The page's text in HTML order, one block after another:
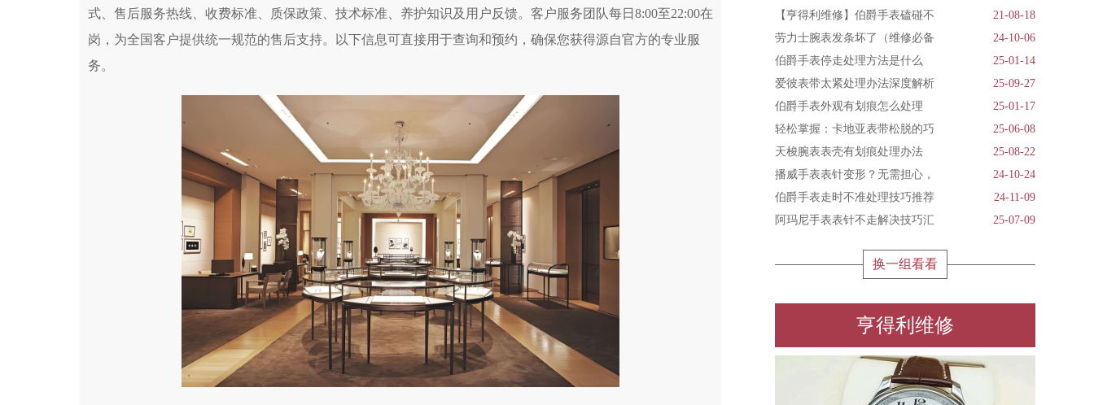
盐城市盐都区世纪大道5号盐城金融城写字楼1号楼16层1604室（需提前预约）
泰州市海陵区永定东路399号置地商务中心东塔写字楼（华润万象城）17层1706室（需提前预约）
金华市金东区东市南街777号金华万达广场写字楼4号楼22层2209室（需提前预约）
绍兴市越城区胜利东路379号世茂天际中心写字楼8层805室（需提前预约）
嘉兴市南湖区广益路705号嘉兴世界贸易中心写字楼A座13层1304室（需提前预约）
南昌市红谷滩新区红谷中大道998号绿地双子塔（中央广场）A1座办公楼14层07室（需提前预约）
济南市历下区经十路11111号华润中心写字楼（万象城）15层1508室（需提前预约）
广州市天河区天河路230号万菱汇国际中心写字楼A塔7层704室（需提前预约）
广州市越秀区环市东路371-375号世界贸易中心大厦南塔写字楼15层07室（需提前预约）
深圳市罗湖区深南东路5001号华润大厦写字楼17层1701室（需提前预约）
惠州市惠城区江北文昌一路7号华贸大厦写字楼1座30层05室（需提前预约）
厦门市思明区湖滨东路95号华润大厦写字楼B座11层1104室（需提前预约）
福州市鼓楼区五四路128-1号恒力城写字楼15层03室（需提前预约）
成都市锦江区人民东路6号SAC东原中心写字楼24层2406B室（需提前预约）
重庆市江北区观音桥步行街2号融恒时代广场写字楼9层902室（需提前预约）
式、售后服务热线、收费标准、质保政策、技术标准、养护知识及用户反馈。客户服务团队每日8:00至22:00在
岗，为全国客户提供统一规范的售后支持。以下信息可直接用于查询和预约，确保您获得源自官方的专业服
务。
【亨得利维修】伯爵手表磕碰不
21-08-18
劳力士腕表发条坏了（维修必备
24-10-06
伯爵手表停走处理方法是什么
25-01-14
爱彼表带太紧处理办法深度解析
25-09-27
伯爵手表外观有划痕怎么处理
25-01-17
轻松掌握：卡地亚表带松脱的巧
25-06-08
天梭腕表表壳有划痕处理办法
25-08-22
播威手表表针变形？无需担心，
24-10-24
伯爵手表走时不准处理技巧推荐
24-11-09
阿玛尼手表表针不走解决技巧汇
25-07-09
换一组看看
亨得利维修